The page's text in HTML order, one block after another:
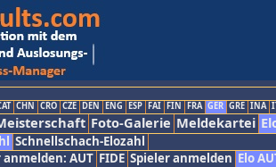
CHN CRO CZE DEN ENG ESP FAI FIN FRA GER GRE INA
Foto-Galerie Meldekartei
Schnellschach-Elozahl
AUT FIDE Spieler anmelden Elo